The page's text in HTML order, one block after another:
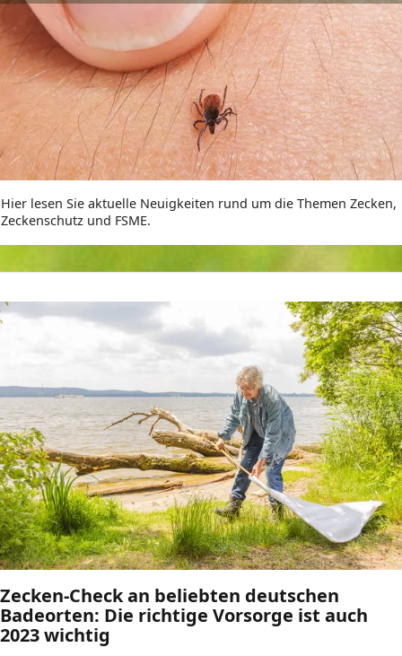
Hier lesen Sie aktuelle Neuigkeiten rund um die Themen Zecken,
Zeckenschutz und FSME.
Zecken-Check an beliebten deutschen
Badeorten: Die richtige Vorsorge ist auch
2023 wichtig